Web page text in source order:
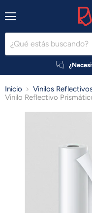
Inicio
Vinilos
Vinilo Reflectivo